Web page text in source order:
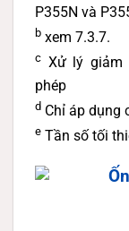
P355N và
b xem 7.3.7.
c Xử lý giảm
phép
d Chỉ áp dụng
e Tần số tối